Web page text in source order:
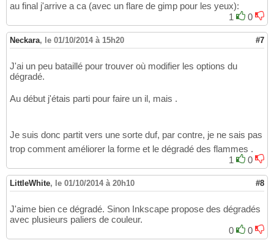
au final j'arrive a ca (avec un flare de gimp pour les yeux):
1
0
Neckara, le 01/10/2014 à 15h20 #7
J'ai un peu bataillé pour trouver où modifier les options du
dégradé.
Au début j'étais parti pour faire un il, mais .
Je suis donc partit vers une sorte duf, par contre, je ne sais pas
trop comment améliorer la forme et le dégradé des flammes .
1
0
LittleWhite, le 01/10/2014 à 20h10 #8
J'aime bien ce dégradé. Sinon Inkscape propose des dégradés
avec plusieurs paliers de couleur.
0
0